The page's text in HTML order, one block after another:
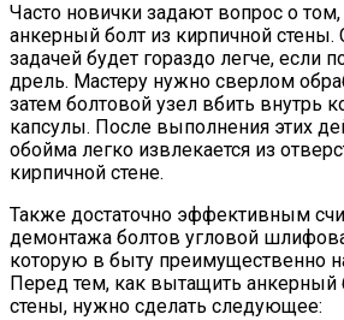
Часто новички задают вопрос о
анкерный болт из кирпичной стены.
задачей будет гораздо легче, если
дрель. Мастеру нужно сверлом
затем болтовой узел вбить внутрь
капсулы. После выполнения этих
обойма легко извлекается из
кирпичной стене.
Также достаточно эффективным
демонтажа болтов угловой
которую в быту преимущественно
Перед тем, как вытащить анкерный
стены, нужно сделать следующее: